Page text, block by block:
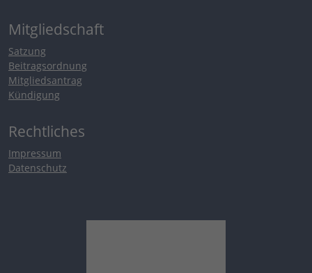
Mitgliedschaft
Satzung
Beitragsordnung
Mitgliedsantrag
Kündigung
Rechtliches
Impressum
Datenschutz